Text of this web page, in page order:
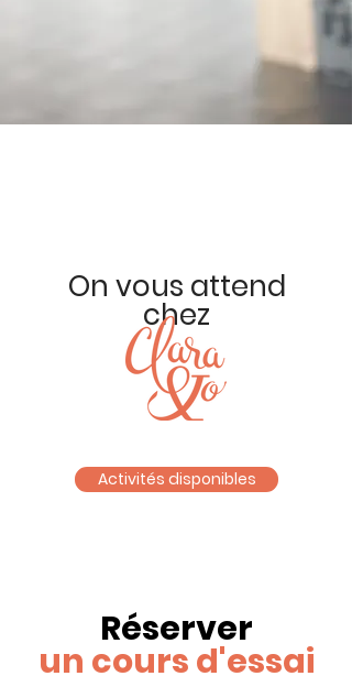
On vous attend
chez
Activités disponibles
Réserver
un cours d'essai